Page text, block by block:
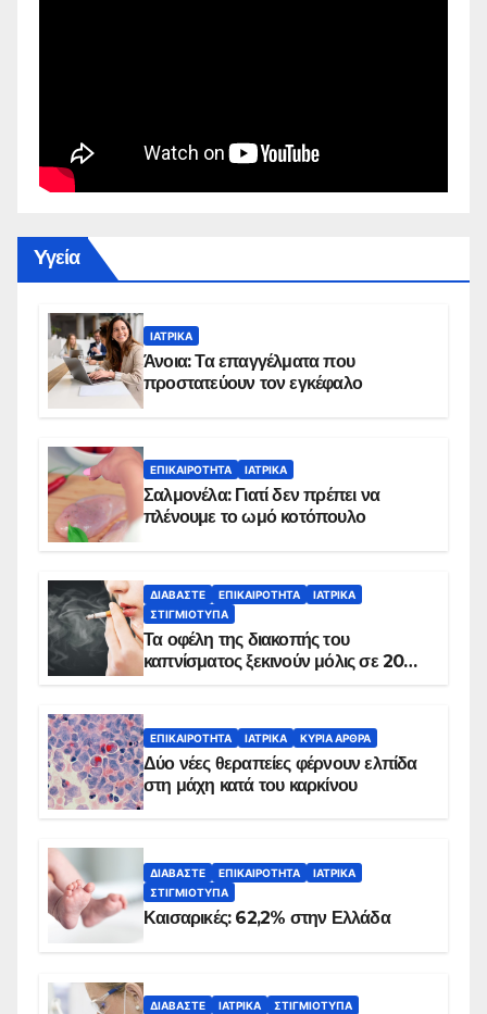
Yγεία
ΙΑΤΡΙΚΆ
Άνοια: Τα επαγγέλματα που
προστατεύουν τον εγκέφαλο
ΕΠΙΚΑΙΡΌΤΗΤΑ ΙΑΤΡΙΚΆ
Σαλμονέλα: Γιατί δεν πρέπει να
πλένουμε το ωμό κοτόπουλο
ΔΙΑΒΆΣΤΕ ΕΠΙΚΑΙΡΌΤΗΤΑ
ΙΑΤΡΙΚΆ
ΣΤΙΓΜΙΌΤΥΠΑ
Τα οφέλη της διακοπής του
καπνίσματος ξεκινούν μόλις σε 20
ΕΠΙΚΑΙΡΌΤΗΤΑ ΙΑΤΡΙΚΆ ΚΥΡΙΑ ΑΡΘΡΑ
Δύο νέες θεραπείες φέρνουν ελπίδα
στη μάχη κατά του καρκίνου
ΔΙΑΒΆΣΤΕ ΕΠΙΚΑΙΡΌΤΗΤΑ
ΙΑΤΡΙΚΆ
ΣΤΙΓΜΙΌΤΥΠΑ
Καισαρικές: 62,2% στην Ελλάδα
ΔΙΑΒΆΣΤΕ ΙΑΤΡΙΚΆ ΣΤΙΓΜΙΌΤΥΠΑ